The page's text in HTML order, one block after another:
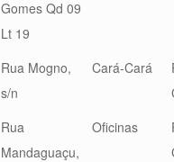
Gomes Qd 09
Lt 19
Rua Mogno,
s/n
Cará-Cará
Rua
Mandaguaçu,
Oficinas